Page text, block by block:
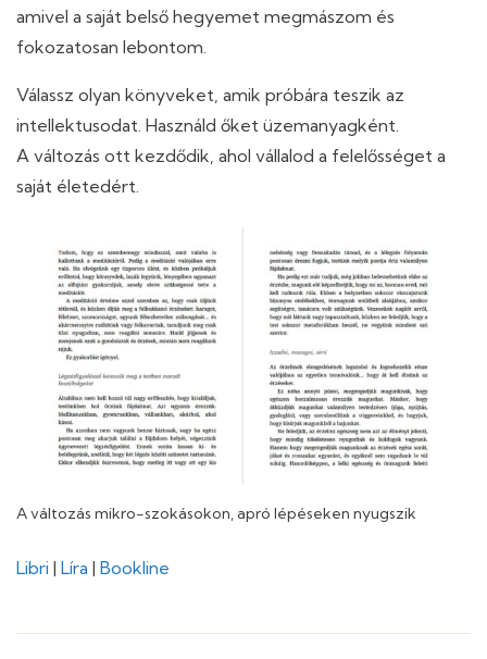
amivel a saját belső hegyemet megmászom és
fokozatosan lebontom.
Válassz olyan könyveket, amik próbára teszik az
intellektusodat. Használd őket üzemanyagként.
A változás ott kezdődik, ahol vállalod a felelősséget a
saját életedért.
A változás mikro-szokásokon, apró lépéseken nyugszik
Libri | Líra | Bookline